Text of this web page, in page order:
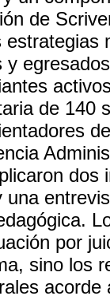
de
y
de 140
dos
una
por
sino los